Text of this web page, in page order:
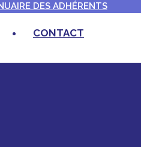
DES ADHÉRENTS
CONTACT